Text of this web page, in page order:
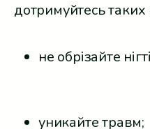
дотримуйтесь
не обрізайте
уникайте травм;